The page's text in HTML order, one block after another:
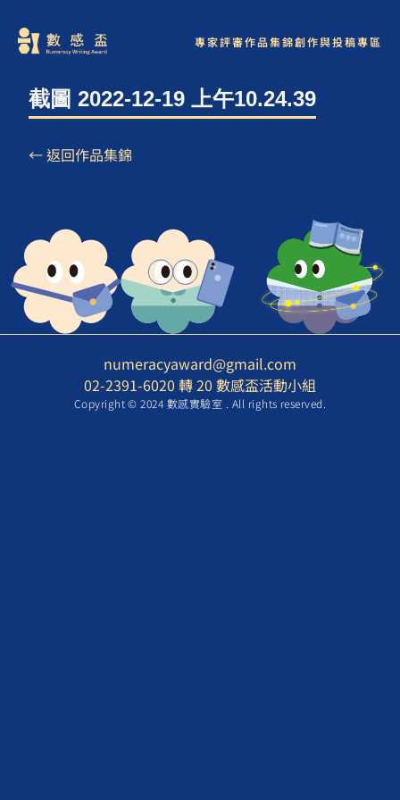
專家評審作品集錦創作與投稿專區
截圖 2022-12-19 上午10.24.39
← 返回作品集錦
numeracyaward@gmail.com
02-2391-6020 轉 20 數感盃活動小組
Copyright © 2024 數感實驗室 . All rights reserved.